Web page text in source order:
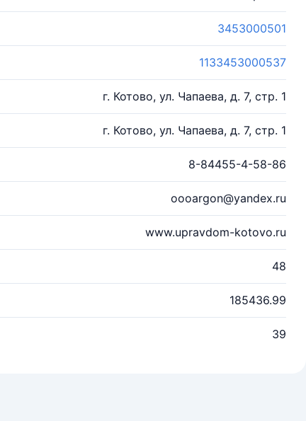
3453000501
1133453000537
г. Котово, ул. Чапаева, д. 7, стр. 1
г. Котово, ул. Чапаева, д. 7, стр. 1
8-84455-4-58-86
oooargon@yandex.ru
www.upravdom-kotovo.ru
48
185436.99
39